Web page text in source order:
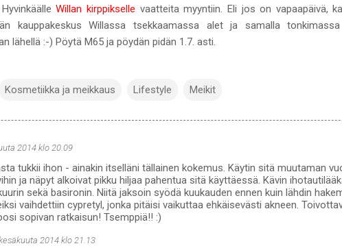
Willan kirppikselle vaatteita myyntiin. Eli jos on vapaapäivä,
kauppakeskus Willassa tsekkaamassa alet ja samalla tonkimassa
lähellä :-) Pöytä M65 ja pöydän pidän 1.7. asti.
Kosmetiikka ja meikkaus Lifestyle Meikit
2014 klo 20.09
tukkii ihon - ainakin itselläni tällainen kokemus. Käytin sitä muutaman
ja näpyt alkoivat pikku hiljaa pahentua sitä käyttäessä. Kävin
sekä basironin. Niitä jaksoin syödä kuukauden ennen kuin lähdin
vaihdettiin cypretyl, jonka pitäisi vaikuttaa ehkäisevästi akneen.
sopivan ratkaisun! Tsemppiä!! :)
2014 klo 21.13